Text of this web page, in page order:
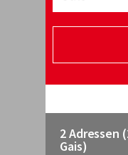
2 Adressen
Gais)